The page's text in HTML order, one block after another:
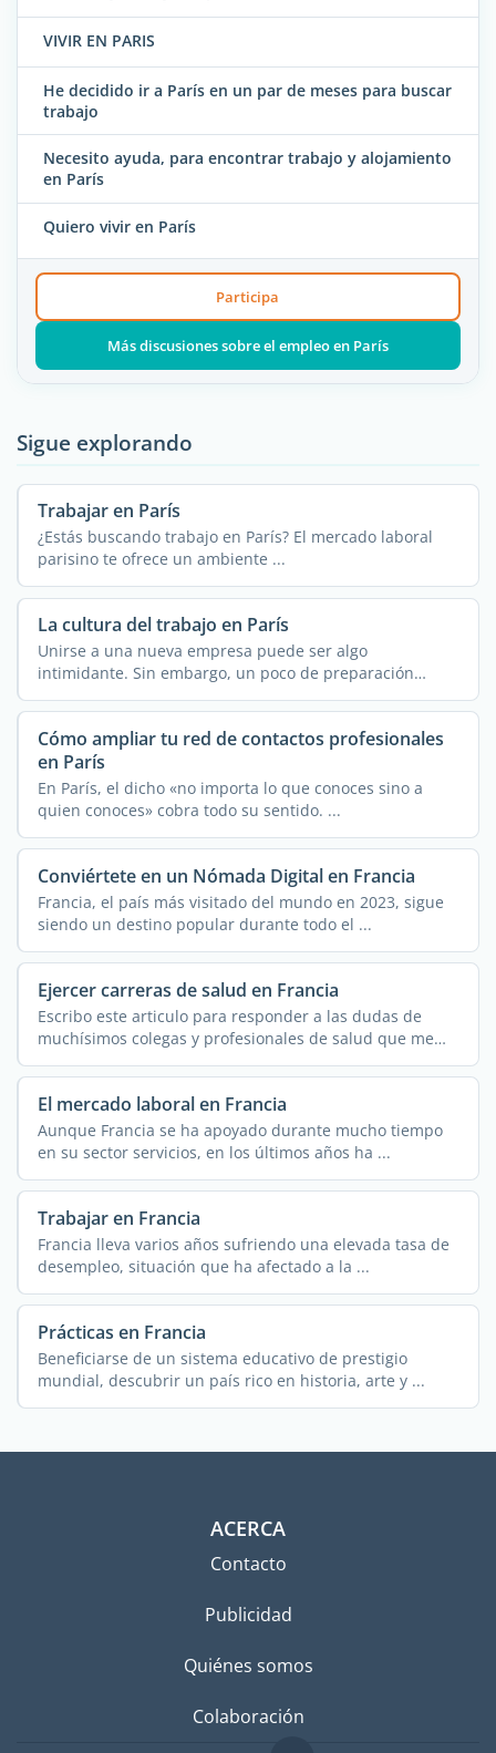
VIVIR EN PARIS
He decidido ir a París en un par de meses para buscar
trabajo
Necesito ayuda, para encontrar trabajo y alojamiento
en París
Quiero vivir en París
Participa
Más discusiones sobre el empleo en París
Sigue explorando
Trabajar en París
¿Estás buscando trabajo en París? El mercado laboral
parisino te ofrece un ambiente ...
La cultura del trabajo en París
Unirse a una nueva empresa puede ser algo
intimidante. Sin embargo, un poco de preparación
minimiza ...
Cómo ampliar tu red de contactos profesionales
en París
En París, el dicho «no importa lo que conoces sino a
quien conoces» cobra todo su sentido. ...
Conviértete en un Nómada Digital en Francia
Francia, el país más visitado del mundo en 2023, sigue
siendo un destino popular durante todo el ...
Ejercer carreras de salud en Francia
Escribo este articulo para responder a las dudas de
muchísimos colegas y profesionales de salud que me
han ...
El mercado laboral en Francia
Aunque Francia se ha apoyado durante mucho tiempo
en su sector servicios, en los últimos años ha ...
Trabajar en Francia
Francia lleva varios años sufriendo una elevada tasa de
desempleo, situación que ha afectado a la ...
Prácticas en Francia
Beneficiarse de un sistema educativo de prestigio
mundial, descubrir un país rico en historia, arte y ...
ACERCA
Contacto
Publicidad
Quiénes somos
Colaboración